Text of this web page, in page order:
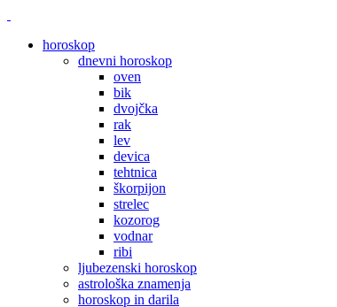
horoskop
dnevni horoskop
oven
bik
dvojčka
rak
lev
devica
tehtnica
škorpijon
strelec
kozorog
vodnar
ribi
ljubezenski horoskop
astrološka znamenja
horoskop in darila